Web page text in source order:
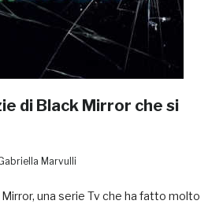
di Black Mirror che si
Marvulli
una serie Tv che ha fatto molto